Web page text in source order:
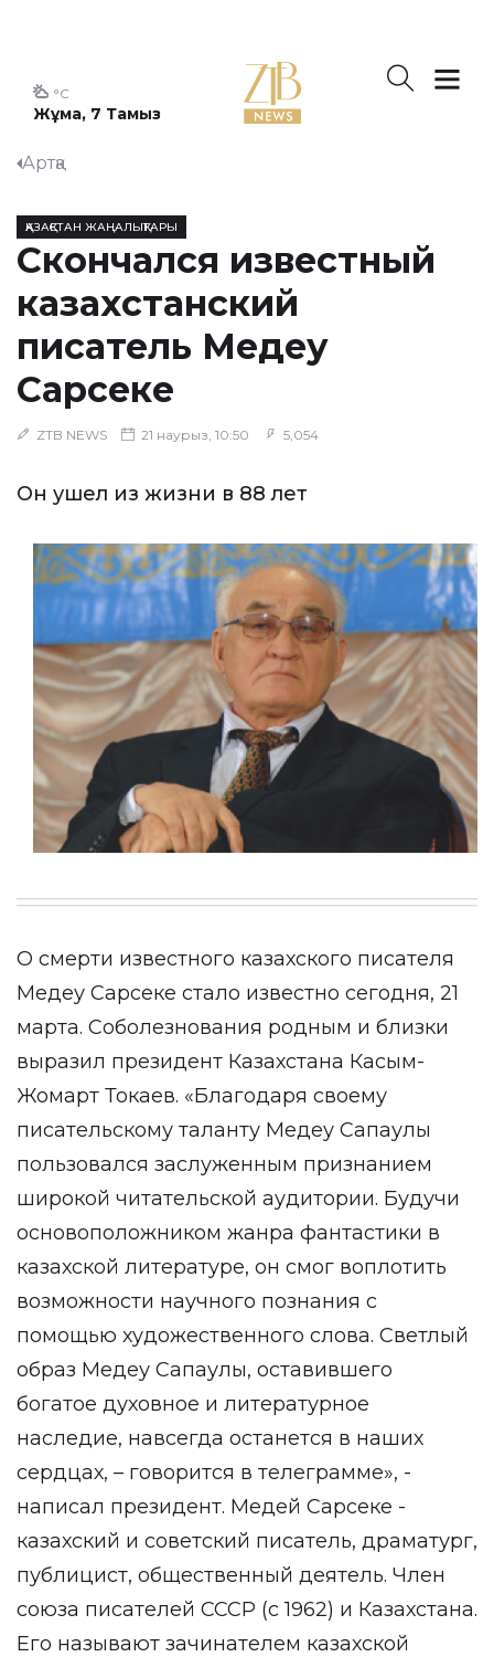
Жұма, 7 Тамыз
°C
Артқа
ҚАЗАҚСТАН ЖАҢАЛЫҚТАРЫ
Скончался известный
казахстанский
писатель Медеу
Сарсеке
ZTB NEWS 21 наурыз, 10:50 5,054
Он ушел из жизни в 88 лет
О смерти известного казахского писателя
Медеу Сарсеке стало известно сегодня, 21
марта. Соболезнования родным и близки
выразил президент Казахстана Касым-
Жомарт Токаев. «Благодаря своему
писательскому таланту Медеу Сапаулы
пользовался заслуженным признанием
широкой читательской аудитории. Будучи
основоположником жанра фантастики в
казахской литературе, он смог воплотить
возможности научного познания с
помощью художественного слова. Светлый
образ Медеу Сапаулы, оставившего
богатое духовное и литературное
наследие, навсегда останется в наших
сердцах, – говорится в телеграмме», -
написал президент. Медей Сарсеке -
казахский и советский писатель, драматург,
публицист, общественный деятель. Член
союза писателей СССР (с 1962) и Казахстана.
Его называют зачинателем казахской